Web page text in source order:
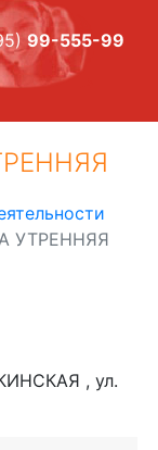
99-555-99
УТРЕННЯЯ
, ул.